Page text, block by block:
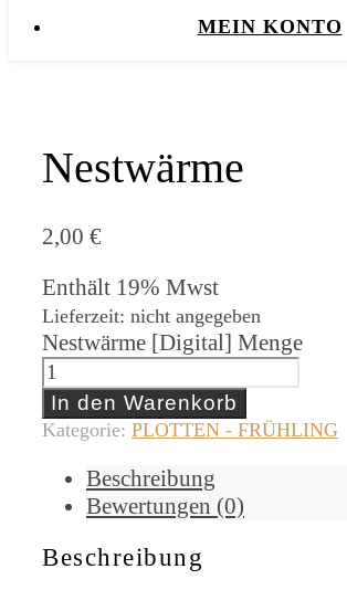
MEIN KONTO
Nestwärme
2,00 €
Enthält 19% Mwst
Lieferzeit: nicht angegeben
Nestwärme [Digital] Menge
In den Warenkorb
Kategorie: PLOTTEN - FRÜHLING
Beschreibung
Bewertungen (0)
Beschreibung